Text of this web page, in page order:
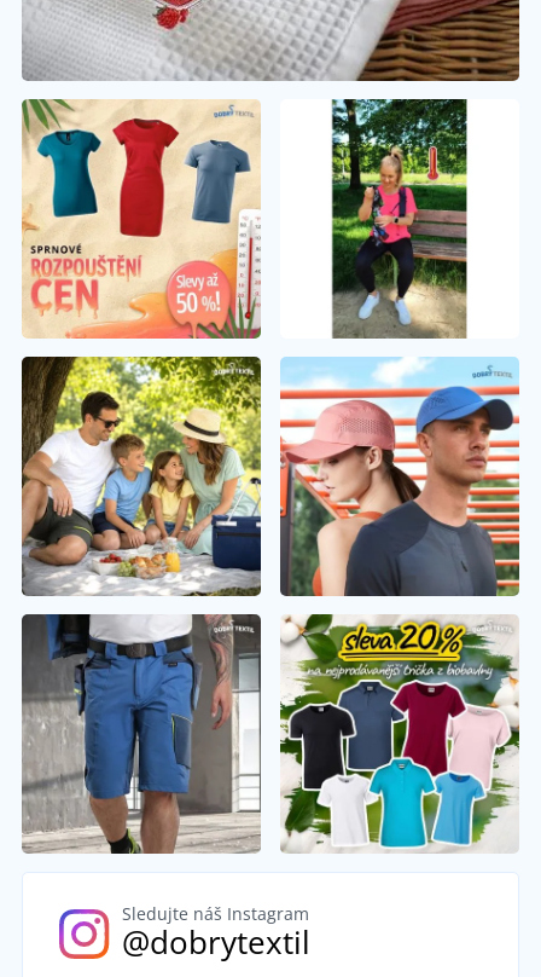
Sledujte náš Instagram
@dobrytextil